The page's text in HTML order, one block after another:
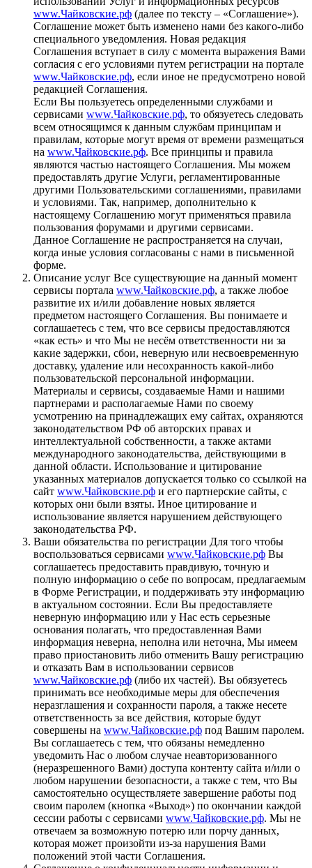
www.Чайковские.рф (далее по тексту – «Соглашение»).
Соглашение может быть изменено нами без какого-либо
специального уведомления. Новая редакция
Соглашения вступает в силу с момента выражения Вами
согласия с его условиями путем регистрации на портале
www.Чайковские.рф, если иное не предусмотрено новой
редакцией Соглашения.
Если Вы пользуетесь определенными службами и
сервисами www.Чайковские.рф, то обязуетесь следовать
всем относящимся к данным службам принципам и
правилам, которые могут время от времени размещаться
на www.Чайковские.рф. Все принципы и правила
являются частью настоящего Cоглашения. Мы можем
предоставлять другие Услуги, регламентированные
другими Пользовательскими соглашениями, правилами
и условиями. Так, например, дополнительно к
настоящему Соглашению могут применяться правила
пользования форумами и другими сервисами.
Данное Соглашение не распространяется на случаи,
когда иные условия согласованы с нами в письменной
форме.
Описание услуг Все существующие на данный момент
сервисы портала www.Чайковские.рф, а также любое
развитие их и/или добавление новых является
предметом настоящего Соглашения. Вы понимаете и
соглашаетесь с тем, что все сервисы предоставляются
«как есть» и что Мы не неcём ответственности ни за
какие задержки, сбои, неверную или несвоевременную
доставку, удаление или несохранность какой-либо
пользовательской персональной информации.
Материалы и сервисы, создаваемые Нами и нашими
партнерами и располагаемые Нами по своему
усмотрению на принадлежащих ему сайтах, охраняются
законодательством РФ об авторских правах и
интеллектуальной собственности, а также актами
международного законодательства, действующими в
данной области. Использование и цитирование
указанных материалов допускается только со ссылкой на
сайт www.Чайковские.рф и его партнерские сайты, с
которых они были взяты. Иное цитирование и
использование является нарушением действующего
законодательства РФ.
Ваши обязательства по регистрации Для того чтобы
воспользоваться сервисами www.Чайковские.рф Вы
соглашаетесь предоставить правдивую, точную и
полную информацию о себе по вопросам, предлагаемым
в Форме Регистрации, и поддерживать эту информацию
в актуальном состоянии. Если Вы предоставляете
неверную информацию или у Нас есть серьезные
основания полагать, что предоставленная Вами
информация неверна, неполна или неточна, Мы имеем
право приостановить либо отменить Вашу регистрацию
и отказать Вам в использовании сервисов
www.Чайковские.рф (либо их частей). Вы обязуетесь
принимать все необходимые меры для обеспечения
неразглашения и сохранности пароля, а также несете
ответственность за все действия, которые будут
совершены на www.Чайковские.рф под Вашим паролем.
Вы соглашаетесь с тем, что обязаны немедленно
уведомить Нас о любом случае неавторизованного
(неразрешенного Вами) доступа контенту сайта и/или о
любом нарушении безопасности, а также с тем, что Вы
самостоятельно осуществляете завершение работы под
своим паролем (кнопка «Выход») по окончании каждой
сессии работы с сервисами www.Чайковские.рф. Мы не
отвечаем за возможную потерю или порчу данных,
которая может произойти из-за нарушения Вами
положений этой части Соглашения.